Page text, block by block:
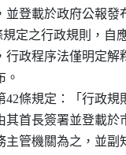
並登載於政府公報
規定之行政規則，
行政程序法僅明定
。
42條規定：「行政
其首長簽署並登載
主管機關為之，並